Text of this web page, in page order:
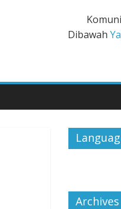
Dibawah
Archives